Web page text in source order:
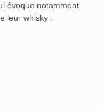
évoque notamment
leur whisky :